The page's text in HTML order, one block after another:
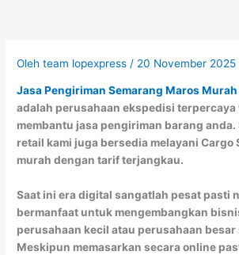
Olehteam lopexpress / 20 November 2025
Jasa Pengiriman Semarang Maros Murah
adalah perusahaan ekspedisi terpercaya
membantu jasa pengiriman barang anda.
retail kami juga bersedia melayani Cargo
murah dengan tarif terjangkau.
Saat ini era digital sangatlah pesat pasti
bermanfaat untuk mengembangkan
perusahaan kecil atau perusahaan
Meskipun memasarkan secara online